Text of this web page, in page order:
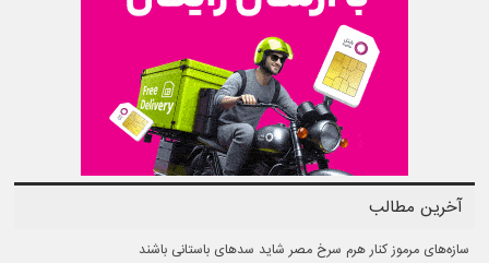
آخرین مطالب
سازه‌های مرموز کنار هرم سرخ مصر شاید سدهای باستانی باشند